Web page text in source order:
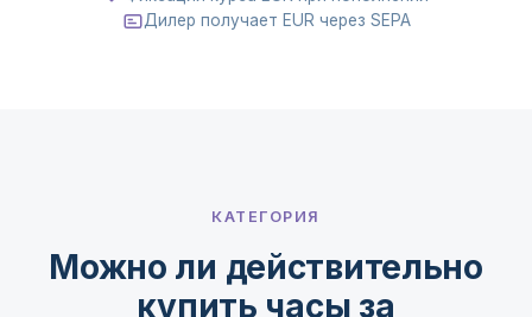
Дилер получает EUR через SEPA
КАТЕГОРИЯ
Можно ли действительно
купить часы за